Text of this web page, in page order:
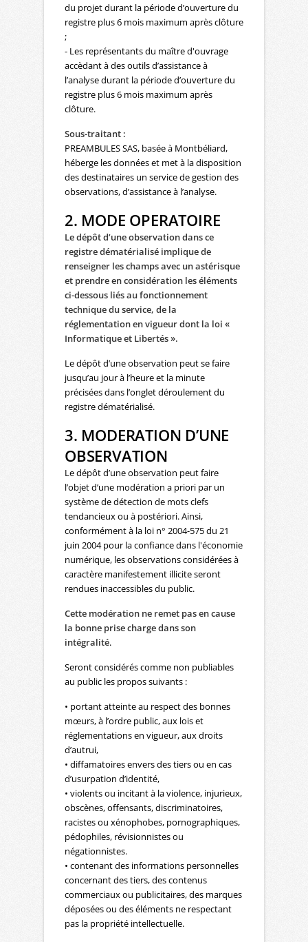
du projet durant la période d’ouverture du
registre plus 6 mois maximum après clôture
;
- Les représentants du maître d'ouvrage
accèdant à des outils d’assistance à
l’analyse durant la période d’ouverture du
registre plus 6 mois maximum après
clôture.
Sous-traitant :
PREAMBULES SAS, basée à Montbéliard,
héberge les données et met à la disposition
des destinataires un service de gestion des
observations, d’assistance à l’analyse.
2. MODE OPERATOIRE
Le dépôt d’une observation dans ce
registre dématérialisé implique de
renseigner les champs avec un astérisque
et prendre en considération les éléments
ci-dessous liés au fonctionnement
technique du service, de la
réglementation en vigueur dont la loi «
Informatique et Libertés ».
Le dépôt d’une observation peut se faire
jusqu’au jour à l’heure et la minute
précisées dans l’onglet déroulement du
registre dématérialisé.
3. MODERATION D’UNE
OBSERVATION
Le dépôt d’une observation peut faire
l’objet d’une modération a priori par un
système de détection de mots clefs
tendancieux ou à postériori. Ainsi,
conformément à la loi n° 2004-575 du 21
juin 2004 pour la confiance dans l'économie
numérique, les observations considérées à
caractère manifestement illicite seront
rendues inaccessibles du public.
Cette modération ne remet pas en cause
la bonne prise charge dans son
intégralité.
Seront considérés comme non publiables
au public les propos suivants :
• portant atteinte au respect des bonnes
mœurs, à l’ordre public, aux lois et
réglementations en vigueur, aux droits
d’autrui,
• diffamatoires envers des tiers ou en cas
d’usurpation d’identité,
• violents ou incitant à la violence, injurieux,
obscènes, offensants, discriminatoires,
racistes ou xénophobes, pornographiques,
pédophiles, révisionnistes ou
négationnistes.
• contenant des informations personnelles
concernant des tiers, des contenus
commerciaux ou publicitaires, des marques
déposées ou des éléments ne respectant
pas la propriété intellectuelle.